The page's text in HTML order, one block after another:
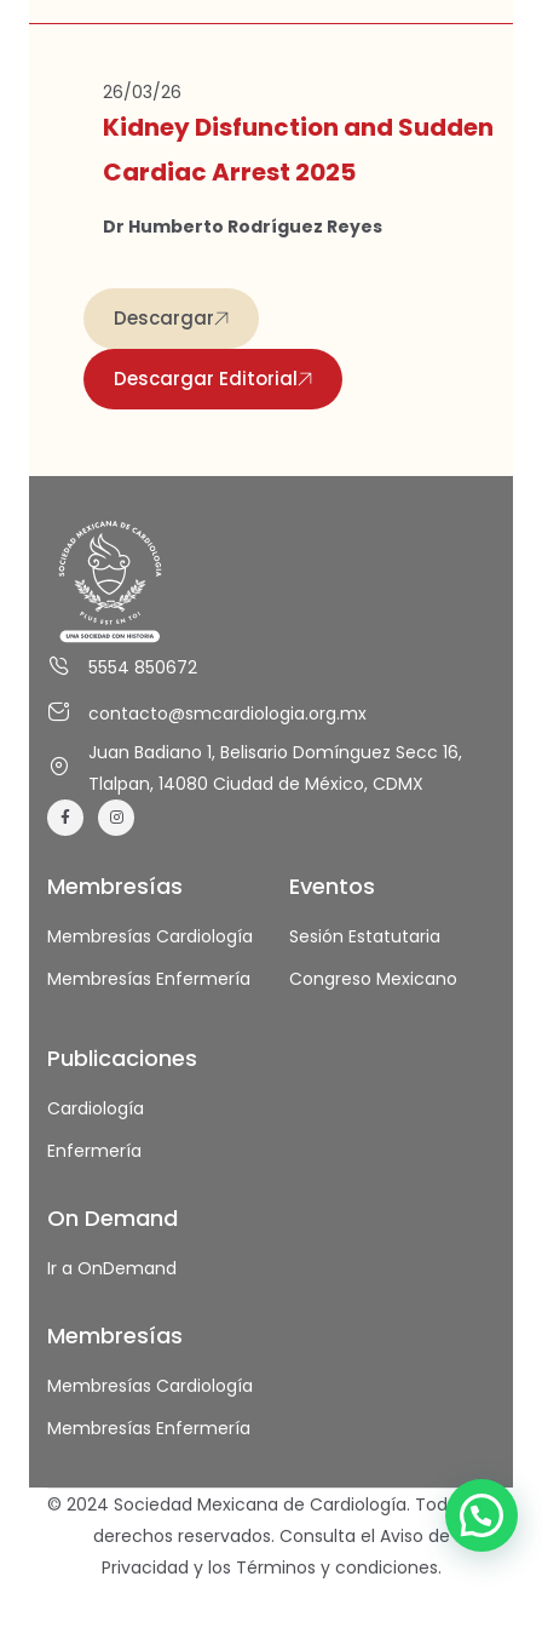
26/03/26
Kidney Disfunction and Sudden
Cardiac Arrest 2025
Dr Humberto Rodríguez Reyes
Descargar
Descargar Editorial
5554 850672
contacto@smcardiologia.org.mx
Juan Badiano 1, Belisario Domínguez Secc 16,
Tlalpan, 14080 Ciudad de México, CDMX
Membresías
Membresías Cardiología
Membresías Enfermería
Publicaciones
Cardiología
Enfermería
Eventos
Sesión Estatutaria
Congreso Mexicano
On Demand
Ir a OnDemand
Membresías
Membresías Cardiología
Membresías Enfermería
© 2024 Sociedad Mexicana de Cardiología. Todos los
derechos reservados. Consulta el Aviso de
Privacidad y los Términos y condiciones.